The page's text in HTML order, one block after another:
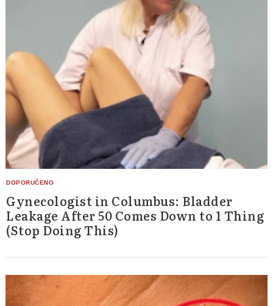
Gynecologist in Columbus: Bladder
Leakage After 50 Comes Down to 1 Thing
(Stop Doing This)